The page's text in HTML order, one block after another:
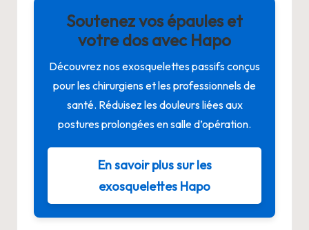
Soutenez vos épaules et
votre dos avec Hapo
Découvrez nos exosquelettes passifs conçus
pour les chirurgiens et les professionnels de
santé. Réduisez les douleurs liées aux
postures prolongées en salle d’opération.
En savoir plus sur les
exosquelettes Hapo